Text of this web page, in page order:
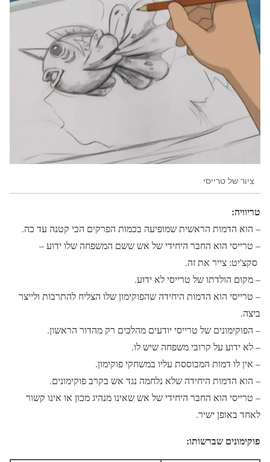
ציור של טרייסי
טריוויה:
– הוא הדמות הראשית שמופיעה בכמות הפרקים הכי קטנה עד כה.
– טרייסי הוא החבר היחידי של אש ששם המשפחה שלו ידוע –
סקצ'יט: צייר את זה.
– מקום הולדתו של טרייסי לא ידוע.
– טרייסי הוא הדמות היחידה שהפוקימון שלו הצליח להתרבות ולייצר
ביצה.
– הפוקימונים של טרייסי יודעים מהלכים רק מהדור הראשון.
– לא ידוע על קרובי משפחה שיש לו.
– אין לו דמות המבוססת עליו במשחקי פוקימון.
– הוא הדמות היחידה שלא נלחמה נגד אש בקרב פוקימונים.
– טרייסי הוא החבר היחידי של אש שאינו מנהיג מכון או אינו קשור
לאחד באופן ישיר.
פוקימונים שברשותו: